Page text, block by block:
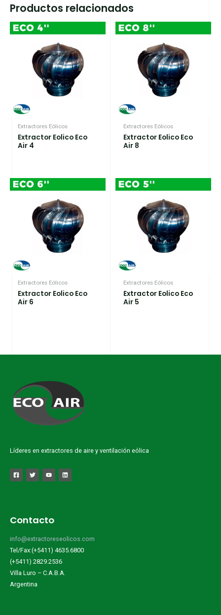
Productos relacionados
Extractores Eólicos
Extractor Eolico Eco
Air 4
Extractores Eólicos
Extractor Eolico Eco
Air 8
Extractores Eólicos
Extractor Eolico Eco
Air 6
Extractores Eólicos
Extractor Eolico Eco
Air 5
Líderes en extractores de aire y ventilación eólica
Contacto
info@extractoreseolicos.com
Tel/Fax:(+5411) 4635.6800
(+5411) 2829.2536
Villa Luro – C.A.B.A.
Argentina